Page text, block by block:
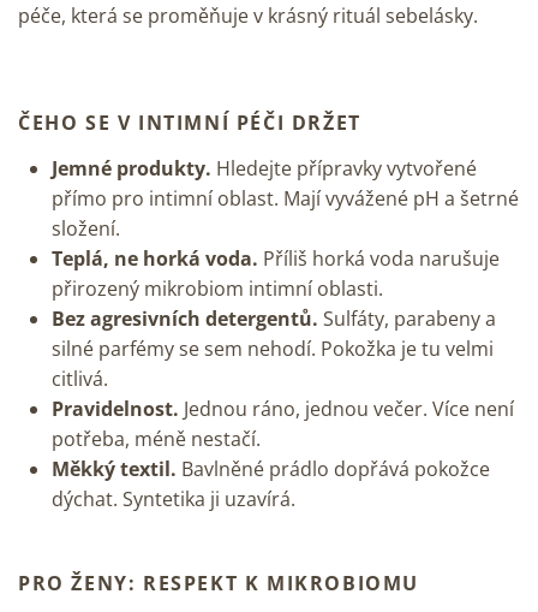
péče, která se proměňuje v krásný rituál sebelásky.
ČEHO SE V INTIMNÍ PÉČI DRŽET
Jemné produkty. Hledejte přípravky vytvořené
přímo pro intimní oblast. Mají vyvážené pH a šetrné
složení.
Teplá, ne horká voda. Příliš horká voda narušuje
přirozený mikrobiom intimní oblasti.
Bez agresivních detergentů. Sulfáty, parabeny a
silné parfémy se sem nehodí. Pokožka je tu velmi
citlivá.
Pravidelnost. Jednou ráno, jednou večer. Více není
potřeba, méně nestačí.
Měkký textil. Bavlněné prádlo dopřává pokožce
dýchat. Syntetika ji uzavírá.
PRO ŽENY: RESPEKT K MIKROBIOMU